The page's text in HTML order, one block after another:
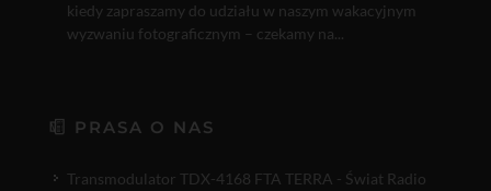
kiedy zapraszamy do udziału w naszym wakacyjnym
wyzwaniu fotograficznym – czekamy na...
PRASA O NAS
Transmodulator TDX-4168 FTA TERRA - Świat Radio